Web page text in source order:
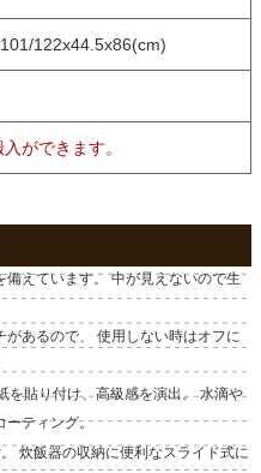
122x44.5x86(cm)
ができます。
えています。 中が見えないので生
あるので、 使用しない時はオフに
を貼り付け、高級感を演出。 水滴や
ーティング。
炊飯器の収納に便利なスライド式に